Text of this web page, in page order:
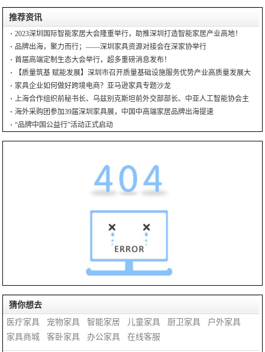
推荐资讯
2023深圳国际智能家居大会隆重举行，助推深圳打造智能家居产业高地！
品牌出海，聚力而行；——深圳家具资源对接会在深家协举行
首届高端定制生态大会举行，超多重磅消息发布！
【质量筑基 赋能发展】深圳市召开质量基础设施服务优势产业高质量发展大
会家具企业如何做好跨境电商？亚马逊家具专题沙龙
上海合作组织前秘书长、乌兹别克斯坦前外交部部长、中亚人工智能协会主
席到访深圳家协
海外采购团参加39届深圳家具展，中国中高端家居品牌出海提速
“品牌中国公益行”活动正式启动
猜你想去
医疗家具
宠物家具 智能家居 儿童家具 厨卫家具
户外家具
家具商城
客卧家具 办公家具 在线客服